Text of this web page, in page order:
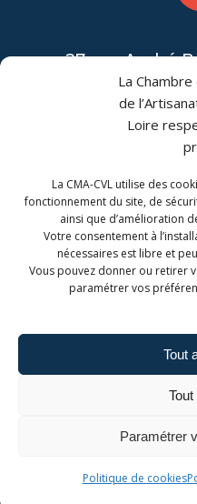
La
de
Loire
La CMA-CVL utilise des
fonctionnement du site, de
ainsi que d’amélioration
Votre consentement à
nécessaires est libre et
Vous pouvez donner ou retirer
paramétrer vos
Tout
Paramétrer
Politique de cookies
27 rue André
CMA Formation Blois
Métiers et de
© 2026 CMA